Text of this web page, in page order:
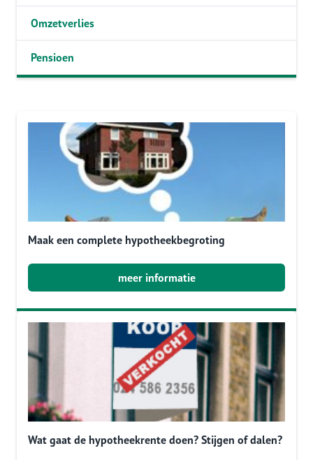
Omzetverlies
Pensioen
Maak een complete hypotheekbegroting
meer informatie
Wat gaat de hypotheekrente doen? Stijgen of dalen?